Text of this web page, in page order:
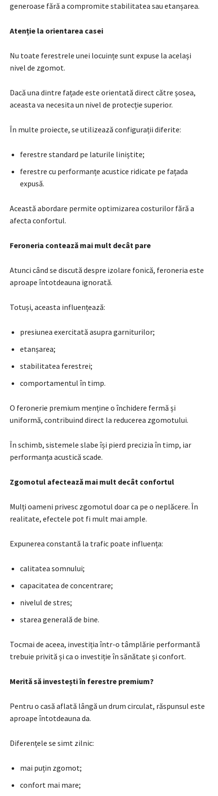
generoase fără a compromite stabilitatea sau etanșarea.
Atenție la orientarea casei
Nu toate ferestrele unei locuințe sunt expuse la același
nivel de zgomot.
Dacă una dintre fațade este orientată direct către șosea,
aceasta va necesita un nivel de protecție superior.
În multe proiecte, se utilizează configurații diferite:
ferestre standard pe laturile liniștite;
ferestre cu performanțe acustice ridicate pe fațada
expusă.
Această abordare permite optimizarea costurilor fără a
afecta confortul.
Feroneria contează mai mult decât pare
Atunci când se discută despre izolare fonică, feroneria este
aproape întotdeauna ignorată.
Totuși, aceasta influențează:
presiunea exercitată asupra garniturilor;
etanșarea;
stabilitatea ferestrei;
comportamentul în timp.
O feronerie premium menține o închidere fermă și
uniformă, contribuind direct la reducerea zgomotului.
În schimb, sistemele slabe își pierd precizia în timp, iar
performanța acustică scade.
Zgomotul afectează mai mult decât confortul
Mulți oameni privesc zgomotul doar ca pe o neplăcere. În
realitate, efectele pot fi mult mai ample.
Expunerea constantă la trafic poate influența:
calitatea somnului;
capacitatea de concentrare;
nivelul de stres;
starea generală de bine.
Tocmai de aceea, investiția într-o tâmplărie performantă
trebuie privită și ca o investiție în sănătate și confort.
Merită să investești în ferestre premium?
Pentru o casă aflată lângă un drum circulat, răspunsul este
aproape întotdeauna da.
Diferențele se simt zilnic:
mai puțin zgomot;
confort mai mare;